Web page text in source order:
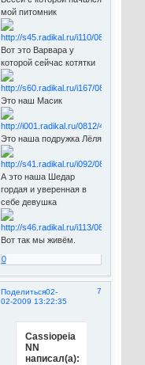
мой питомник
Вот это Варвара у
которой сейчас котятки
Это наш Масик
Это наша подружка Лёля
А это наша Шедар
гордая и уверенная в
себе девушка
Вот так мы живём.
0
Поделиться 7
02-
02-2009 13:22:35
Cassiopeia
NN
написал(а):